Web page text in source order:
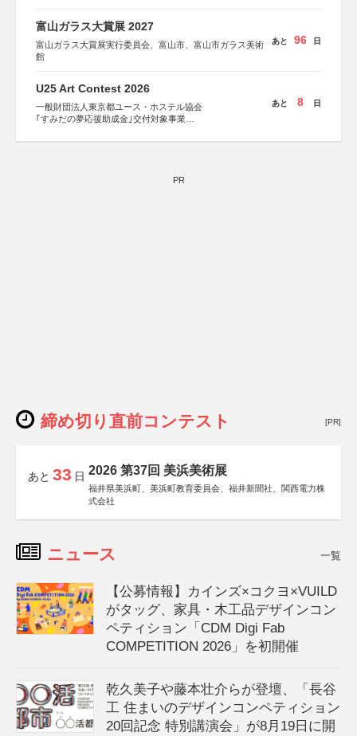
富山ガラス大賞展 2027
富山ガラス大賞展実行委員会、富山市、富山市ガラス美術
館
あと 96 日
U25 Art Contest 2026
一般財団法人東京都ユース・ホステル協会
｢すみだの夢応援助成金｣交付対象事業
あと 8 日
PR
締め切り直前コンテスト [PR]
あと 33 日 2026 第37回 美浜美術展
福井県美浜町、美浜町教育委員会、福井新聞社、関西電力株
式会社
ニュース 一覧
【公募情報】カインズ×コクヨ×VUILD
がタッグ、家具・木工品デザインコン
ペティション「CDM Digi Fab
COMPETITION 2026」を初開催
乾久美子や藤本壮介らが登壇、「長谷
工 住まいのデザインコンペティション
20回記念 特別講演会」が8月19日に開